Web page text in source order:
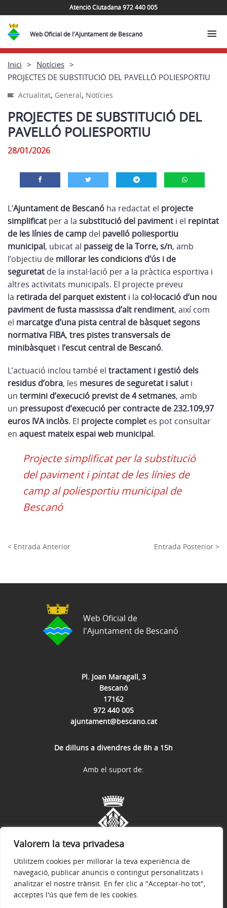
Valorem la teva privadesa
Utilitzem cookies per millorar la teva experiència de
navegació, publicar anuncis o contingut personalitzats i
analitzar el nostre trànsit. En fer clic a "Acceptar-ho tot",
acceptes l'ús que fem de les cookies.
Atenció Ciutadana 972 440 005
Web Oficial de l'Ajuntament de Bescanó
Inici
Notícies
PROJECTES DE SUBSTITUCIÓ DEL PAVELLÓ POLIESPORTIU
Actualitat, General, Notícies
PROJECTES DE SUBSTITUCIÓ DEL
PAVELLÓ POLIESPORTIU
28/01/2026
L’Ajuntament de Bescanó ha redactat el projecte
simplificat per a la substitució del paviment i el repintat
de les línies de camp del pavelló poliesportiu
municipal, ubicat al passeig de la Torre, s/n, amb
l’objectiu de millorar les condicions d’ús i de
seguretat de la instal·lació per a la pràctica esportiva i
altres activitats municipals. El projecte preveu
la retirada del parquet existent i la col·locació d’un nou
paviment de fusta massissa d’alt rendiment, així com
el marcatge d’una pista central de bàsquet segons
normativa FIBA, tres pistes transversals de
minibàsquet i l’escut central de Bescanó.
L’actuació inclou també el tractament i gestió dels
residus d’obra, les mesures de seguretat i salut i
un termini d’execució previst de 4 setmanes, amb
un pressupost d’execució per contracte de 232.109,97
euros IVA inclòs. El projecte complet es pot consultar
en aquest mateix espai web municipal.
Projecte simplificat per la substitució
del paviment i pintat de les línies de
camp al poliesportiu municipal de
Bescanó
< Entrada Anterior Entrada Posterior >
Pl. Joan Maragall, 3
Bescanó
17162
972 440 005
ajuntament@bescano.cat
De dilluns a divendres de 8h a 15h
Web Oficial de
l'Ajuntament de Bescanó
Avís legal Política de privacitat
Amb el suport de: